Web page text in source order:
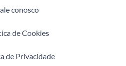
conosco
de Cookies
de Privacidade